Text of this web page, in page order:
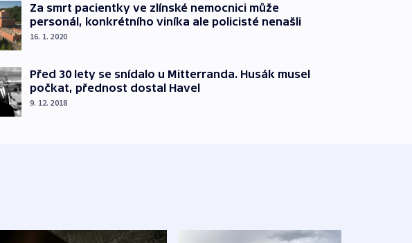
Za smrt pacientky ve zlínské nemocnici může
personál, konkrétního viníka ale policisté nenašli
16. 1. 2020
Před 30 lety se snídalo u Mitterranda. Husák musel
počkat, přednost dostal Havel
9. 12. 2018